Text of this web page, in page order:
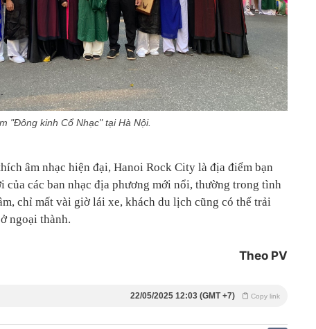
"Đông kinh Cổ Nhạc" tại Hà Nội.
âm nhạc hiện đại, Hanoi Rock City là địa điểm bạn
của các ban nhạc địa phương mới nổi, thường trong tình
chỉ mất vài giờ lái xe, khách du lịch cũng có thể trải
ngoại thành.
Theo PV
Copy link
22/05/2025 12:03 (GMT +7)